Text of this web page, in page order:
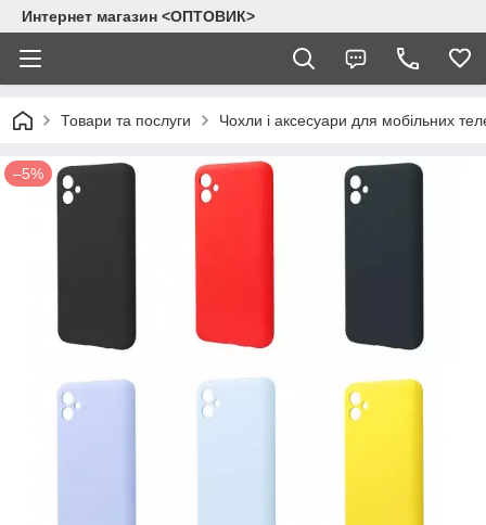
Интернет магазин <ОПТОВИК>
Товари та послуги Чохли і аксесуари для мобільних
–5%